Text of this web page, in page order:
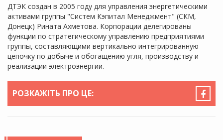
ДТЭК создан в 2005 году для управления энергетическими
активами группы "Систем Кэпитал Менеджмент" (СКМ,
Донецк) Рината Ахметова. Корпорации делегированы
функции по стратегическому управлению предприятиями
группы, составляющими вертикально интегрированную
цепочку по добыче и обогащению угля, производству и
реализации электроэнергии.
РОЗКАЖІТЬ ПРО ЦЕ: